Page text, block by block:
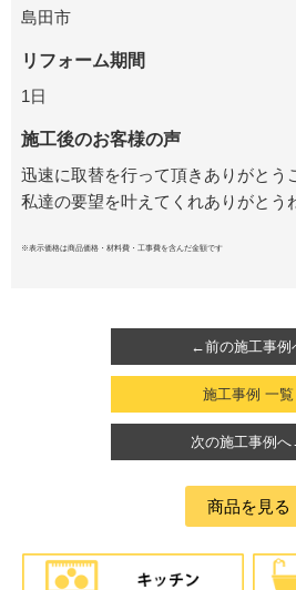
島田市
リフォーム期間
1日
施工後のお客様の声
迅速に取替を行って頂きありがとう
私達の要望を叶えてくれありがとう
※表示価格は商品価格・材料費・工事費を含んだ金額です
←前の施工事例
施工事例 一覧
次の施工事例
商品を見る